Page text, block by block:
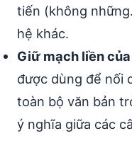
tiến (không
hệ khác.
Giữ mạch liền
được dùng để nối
toàn bộ văn bản
ý nghĩa giữa các